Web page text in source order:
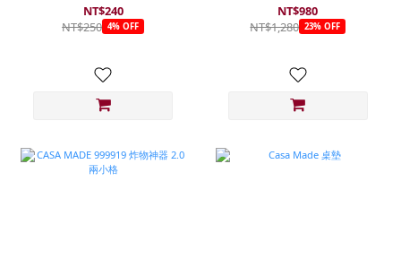
NT$240
NT$250 4% OFF
NT$980
NT$1,280 23% OFF